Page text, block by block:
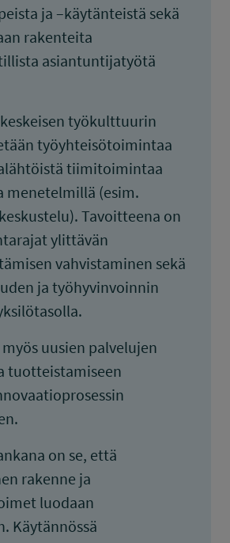
ja –käytänteistä sekä
rakenteita
asiantuntijatyötä
työkulttuurin
työyhteisötoimintaa
tiimitoimintaa
menetelmillä (esim.
Tavoitteena on
ylittävän
vahvistaminen sekä
ja työhyvinvoinnin
uusien palvelujen
tuotteistamiseen
on se, että
rakenne ja
luodaan
Käytännössä